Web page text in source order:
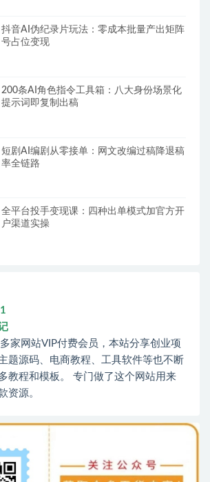
抖音AI伪纪录片玩法：零成本批量产出矩阵
号占位变现
200条AI角色指令工具箱：八大身份场景化
提示词即复制出稿
短剧AI编剧从零接单：网文改编过稿降退稿
率全链路
全平台投手变现课：四种出单模式加官方开
户渠道实操
家网站VIP付费会员，本站分享创业项
题源码、电商教程、工具软件等也不断
教程和模板。 专门做了这个网站用来
资源。